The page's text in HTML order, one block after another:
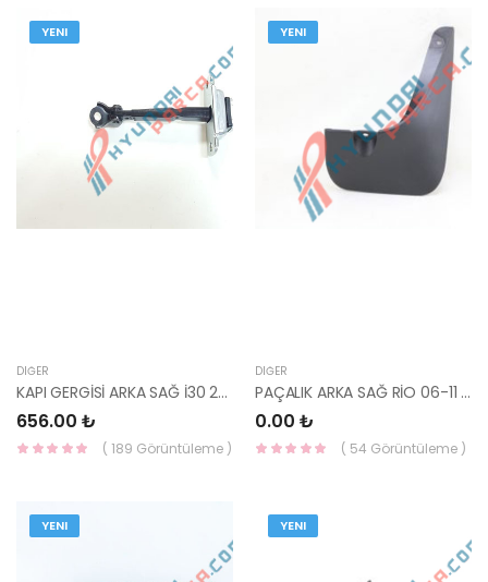
YENI
DIĞER
KAPI GERGİSİ ARKA SAĞ İ30 2012- 79490-A5000-HMC
656.00 ₺
( 189 Görüntüleme )
YENI
DIĞER
PAÇALIK ARKA SAĞ RİO 06-11 HB 86842-1G200-
0.00 ₺
( 54 Görüntüleme )
YENI YENI